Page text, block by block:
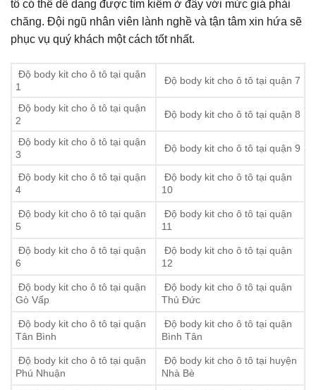
tô có thể dễ dang được tìm kiếm ở đây với mức giá phải
chăng. Đội ngũ nhân viên lành nghề và tận tâm xin hứa sẽ
phục vụ quý khách một cách tốt nhất.
Độ body kit cho ô tô tại quận
1
Độ body kit cho ô tô tại quận 7
Độ body kit cho ô tô tại quận
2
Độ body kit cho ô tô tại quận 8
Độ body kit cho ô tô tại quận
3
Độ body kit cho ô tô tại quận 9
Độ body kit cho ô tô tại quận
4
Độ body kit cho ô tô tại quận
10
Độ body kit cho ô tô tại quận
5
Độ body kit cho ô tô tại quận
11
Độ body kit cho ô tô tại quận
6
Độ body kit cho ô tô tại quận
12
Độ body kit cho ô tô tại quận
Gò Vấp
Độ body kit cho ô tô tại quận
Thủ Đức
Độ body kit cho ô tô tại quận
Tân Bình
Độ body kit cho ô tô tại quận
Bình Tân
Độ body kit cho ô tô tại quận
Phú Nhuận
Độ body kit cho ô tô tại huyện
Nhà Bè